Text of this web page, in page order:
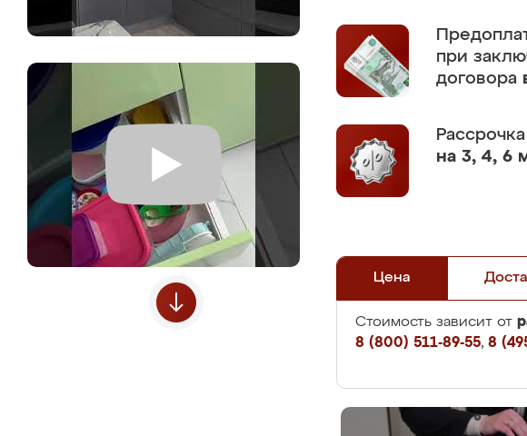
при
договора
Рассрочка
на 3, 4, 6
Цена
Стоимость зависит от
8 (800) 511-89-55, 8